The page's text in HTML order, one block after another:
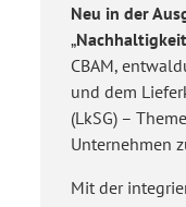
Neu in der
„Nachhaltigkeit
CBAM,
und dem
(LkSG) –
Unternehmen
Mit der